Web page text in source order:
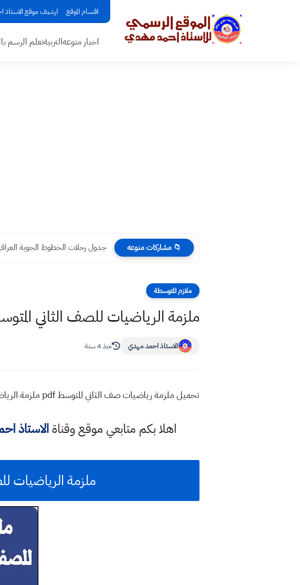
اقسام الموقع ارشيف موقع
اخبار منوعهالتربيةتعلم الرسم
📁 مشاركات منوعه جدول رحلات الخطوط الجوية العراقية
ملازم المتوسطة
ملزمة الرياضيات للصف الثاني المتوسط 2021 الجزء
الاستاذ احمد مهدي منذ 4 سنة
تحميل ملزمة رياضيات صف الثاني المتوسط pdf ملزمة الرياضيات للصف الثاني المتوسط جزء اول الكورس الاول كاملة
اهلا بكم متابعي موقع وقناةالاستاذ
ملزمة الرياضيات للصف